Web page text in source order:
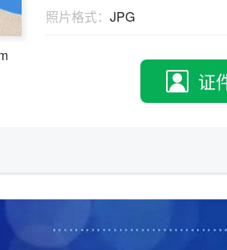
执
住证
|
照片格式： JPG
证